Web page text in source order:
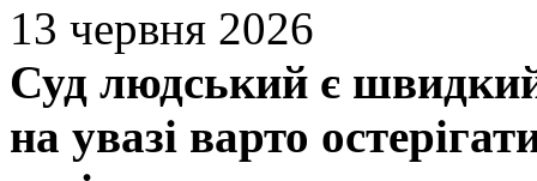
13 червня 2026
Суд людський є
на увазі варто